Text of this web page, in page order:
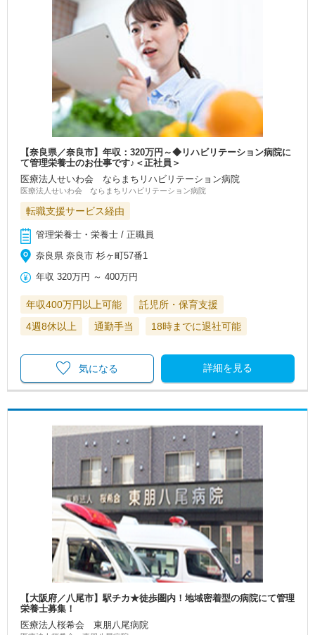
【奈良県／奈良市】年収：320万円～◆リハビリテーション病院に
て管理栄養士のお仕事です♪＜正社員＞
医療法人せいわ会 ならまちリハビリテーション病院
医療法人せいわ会 ならまちリハビリテーション病院
転職支援サービス経由
管理栄養士・栄養士 / 正職員
奈良県 奈良市 杉ヶ町57番1
年収 320万円 ～400万円
年収400万円以上可能
託児所・保育支援
4週8休以上
通勤手当 18時までに退社可能
詳細を見る
気になる
【大阪府／八尾市】駅チカ★徒歩圏内！地域密着型の病院にて管理
栄養士募集！
医療法人桜希会 東朋八尾病院